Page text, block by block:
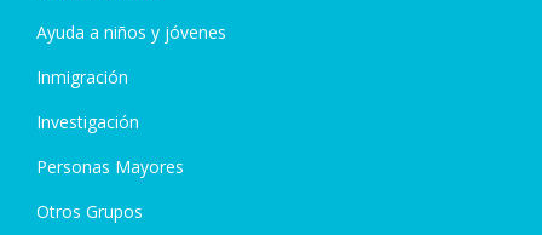
Ayuda a niños y jóvenes
Inmigración
Investigación
Personas Mayores
Otros Grupos